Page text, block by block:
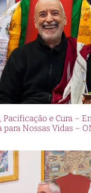
Pacificação e Cura –
para Nossas Vidas –